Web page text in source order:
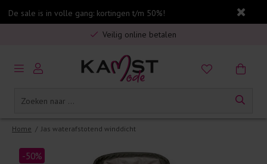
De sale is in volle gang: kortingen t/m 50%!
Gratis verzending in Nederland vanaf €75,-
Veilig online betalen
5% spaarbonus op jouw aankoop
Gratis verzending in Nederland vanaf €75,-
Home / Jas waterafstotend winddicht
-50%